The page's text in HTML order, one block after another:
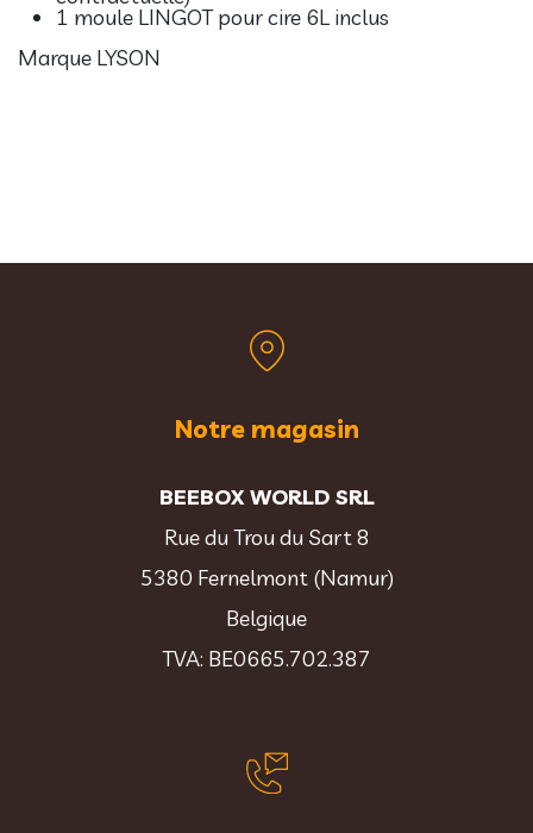
1 moule LINGOT pour cire 6L inclus
Marque LYSON
Notre magasin
BEEBOX WORLD SRL
Rue du Trou du Sart 8
5380 Fernelmont (Namur)
Belgique
TVA: BE0665.702.387